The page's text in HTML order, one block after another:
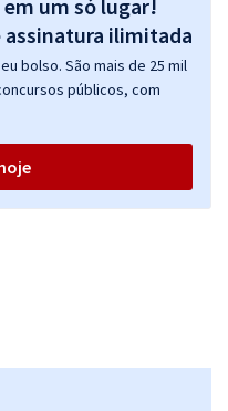
um só lugar!
bolso. São mais de 25 mil
públicos, com